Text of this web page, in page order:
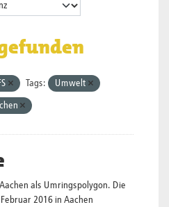
Tags: Umwelt
als Umringspolygon. Die
2016 in Aachen